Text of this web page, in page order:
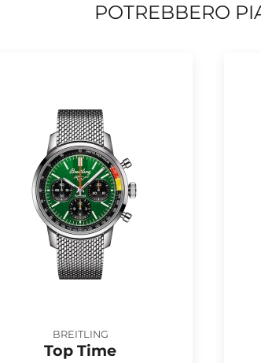
POTREBBERO
BREITLING
Top Time